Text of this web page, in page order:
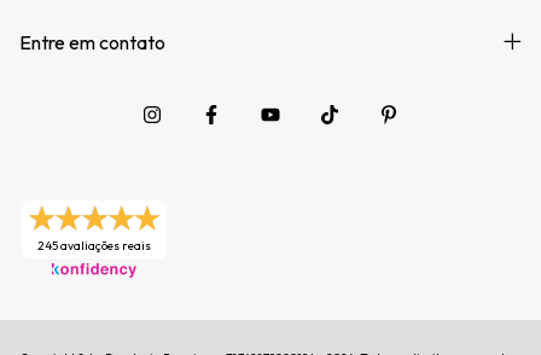
Entre em contato
245 avaliações reais